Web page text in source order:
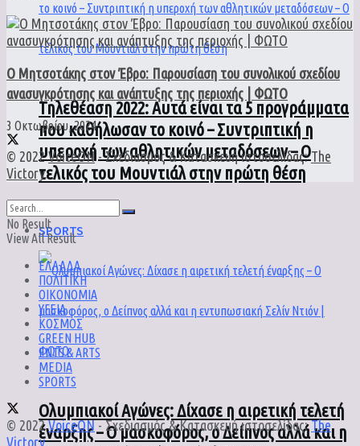
Τηλεθέαση 2022: Αυτά είναι τα 5 προγράμματα
που καθήλωσαν το κοινό – Συντριπτική η
υπεροχή των αθλητικών μεταδόσεων – Ο
τελικός του Μουντιάλ στην πρώτη θέση
SPORTS
Ολυμπιακοί Αγώνες: Δίχασε η αιρετική τελετή
έναρξης – Ο μασκοφόρος, ο Δείπνος αλλά και η
Ο Μητσοτάκης στον Έβρο: Παρουσίαση του συνολικού σχεδίου
ανασυγκρότησης και ανάπτυξης της περιοχής | ΦΩΤΟ
3 Οκτωβρίου, 2024
© 2022VoiceON- Σχεδιασμός & Κατασκευή ιστοσελίδας:The
Victory.
No Result
View All Result
ΕΛΛΑΔΑ
ΠΟΛΙΤΙΚΗ
ΟΙΚΟΝΟΜΙΑ
ΥΓΕΙΑ
ΚΟΣΜΟΣ
GREEN HUB
ENTS & ARTS
MEDIA
SPORTS
© 2022VoiceON- Σχεδιασμός & Κατασκευή ιστοσελίδας:The
Victory.